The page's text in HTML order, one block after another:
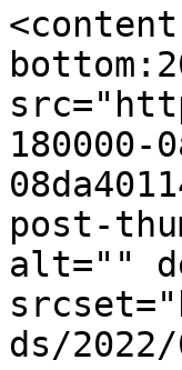
180000-
post-
alt=""
ds/